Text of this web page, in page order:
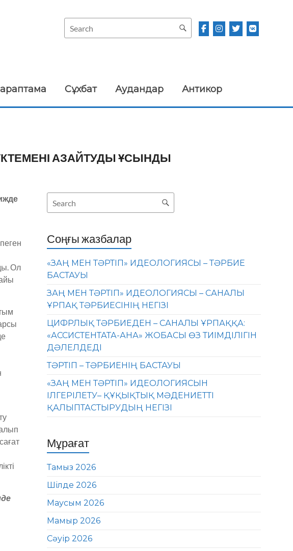
Сұхбат Аудандар Антикор
АЗАЙТУДЫ ҰСЫНДЫ
Ол
Соңғы жазбалар
«ЗАҢ МЕН ТӘРТІП» ИДЕОЛОГИЯСЫ – ТӘРБИЕ
БАСТАУЫ
ЗАҢ МЕН ТӘРТІП» ИДЕОЛОГИЯСЫ – САНАЛЫ
ҰРПАҚ ТӘРБИЕСІНІҢ НЕГІЗІ
ЦИФРЛЫҚ ТӘРБИЕДЕН – САНАЛЫ ҰРПАҚҚА:
«АССИСТЕНТАТА-АНА» ЖОБАСЫ ӨЗ ТИІМДІЛІГІН
ДӘЛЕЛДЕДІ
ТӘРТІП – ТӘРБИЕНІҢ БАСТАУЫ
«ЗАҢ МЕН ТӘРТІП» ИДЕОЛОГИЯСЫН
ІЛГЕРІЛЕТУ– ҚҰҚЫҚТЫҚ МӘДЕНИЕТТІ
ҚАЛЫПТАСТЫРУДЫҢ НЕГІЗІ
Мұрағат
Тамыз 2026
Шілде 2026
Маусым 2026
Мамыр 2026
Сәуір 2026